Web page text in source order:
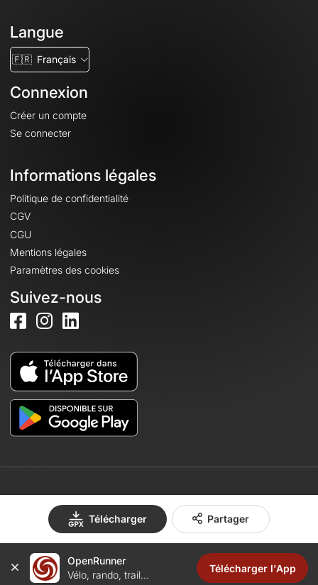
Télécharger Partager
Langue
🇫🇷 Français
Connexion
Créer un compte
Se connecter
Informations légales
Politique de confidentialité
CGV
CGU
Mentions légales
Paramètres des cookies
Suivez-nous
© 2026 OpenRunner - Version 7.31.3
Créez un compte
OpenRunner
Vélo, rando, trail...
Télécharger l'App